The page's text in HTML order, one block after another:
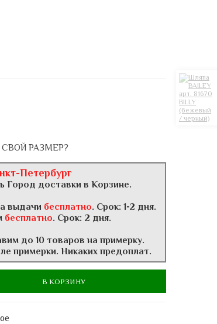
РАЗМЕР?
Петербург
Город доставки в Корзине.
выдачи бесплатно. Срок: 1-2 дня.
бесплатно. Срок: 2 дня.
до 10 товаров на примерку.
примерки. Никаких предоплат.
В КОРЗИНУ